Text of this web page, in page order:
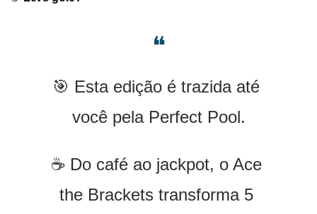
❝
🎯 Esta edição é trazida até
você pela Perfect Pool.
☕️ Do café ao jackpot, o Ace
the Brackets transforma 5